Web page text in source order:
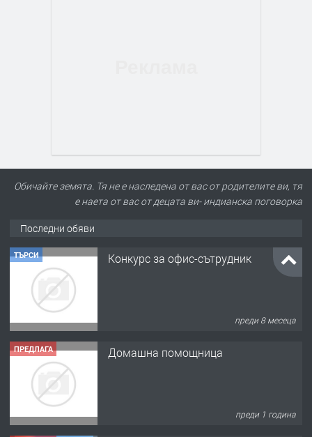
Обичайте земята. Тя не е наследена от вас от родителите ви, тя
е наета от вас от децата ви- индианска поговорка
Последни обяви
ТЪРСИ Конкурс за офис-сътрудник
преди 8 месеца
ПРЕДЛАГА Домашна помощница
преди 1 година